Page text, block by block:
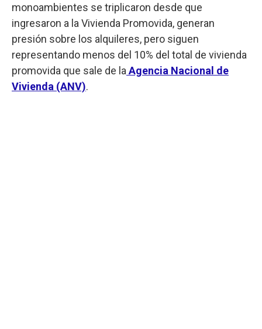
monoambientes se triplicaron desde que
ingresaron a la Vivienda Promovida, generan
presión sobre los alquileres, pero siguen
representando menos del 10% del total de vivienda
promovida que sale de la Agencia Nacional de
Vivienda (ANV).